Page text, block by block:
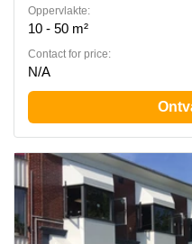
Oppervlakte:
10 - 50 m²
Contact for price:
N/A